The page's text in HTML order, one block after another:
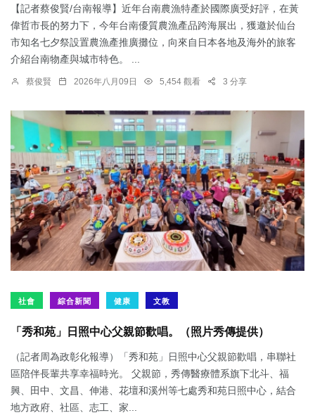
【記者蔡俊賢/台南報導】近年台南農漁特產於國際廣受好評，在黃
偉哲市長的努力下，今年台南優質農漁產品跨海展出，獲邀於仙台
市知名七夕祭設置農漁產推廣攤位，向來自日本各地及海外的旅客
介紹台南物產與城市特色。 ...
蔡俊賢 2026年八月09日 5,454 觀看 3 分享
社會 綜合新聞 健康 文教
「秀和苑」日照中心父親節歡唱。（照片秀傳提供）
（記者周為政彰化報導）「秀和苑」日照中心父親節歡唱，串聯社
區陪伴長輩共享幸福時光。 父親節，秀傳醫療體系旗下北斗、福
興、田中、文昌、伸港、花壇和溪州等七處秀和苑日照中心，結合
地方政府、社區、志工、家...